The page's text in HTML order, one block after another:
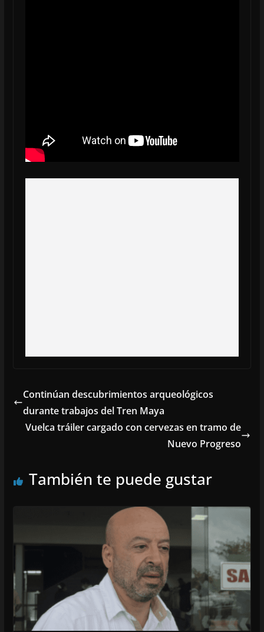
Continúan descubrimientos arqueológicos
durante trabajos del Tren Maya
Vuelca tráiler cargado con cervezas en tramo de
Nuevo Progreso
También te puede gustar